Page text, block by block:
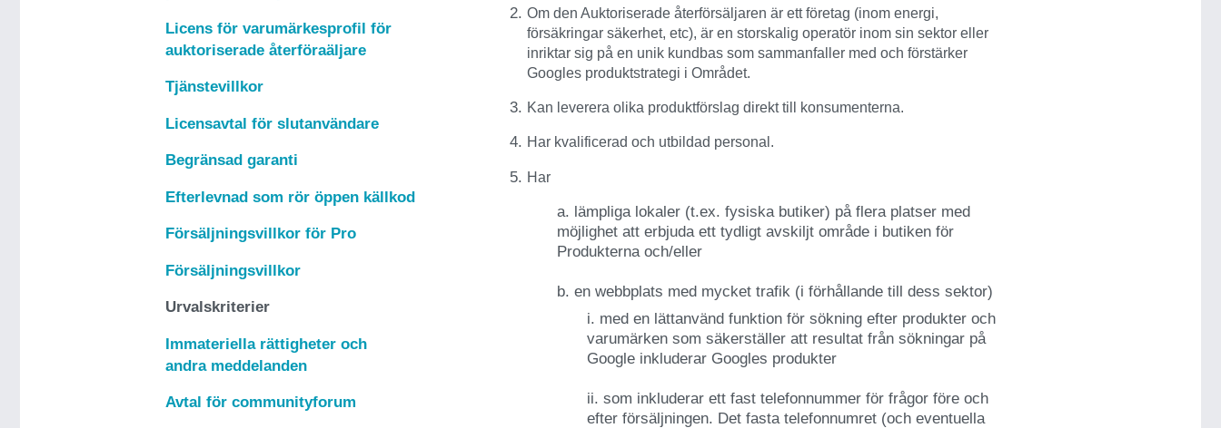
Licens för varumärkesprofil för
auktoriserade återföraäljare
Tjänstevillkor
Licensavtal för slutanvändare
Begränsad garanti
Efterlevnad som rör öppen källkod
Försäljningsvillkor för Pro
Försäljningsvillkor
Urvalskriterier
Immateriella rättigheter och
andra meddelanden
Avtal för communityforum
Om den Auktoriserade återförsäljaren är ett företag (inom energi,
försäkringar säkerhet, etc), är en storskalig operatör inom sin sektor eller
inriktar sig på en unik kundbas som sammanfaller med och förstärker
Googles produktstrategi i Området.
Kan leverera olika produktförslag direkt till konsumenterna.
Har kvalificerad och utbildad personal.
Har
a. lämpliga lokaler (t.ex. fysiska butiker) på flera platser med
möjlighet att erbjuda ett tydligt avskiljt område i butiken för
Produkterna och/eller
b. en webbplats med mycket trafik (i förhållande till dess sektor)
i. med en lättanvänd funktion för sökning efter produkter och
varumärken som säkerställer att resultat från sökningar på
Google inkluderar Googles produkter
ii. som inkluderar ett fast telefonnummer för frågor före och
efter försäljningen. Det fasta telefonnumret (och eventuella